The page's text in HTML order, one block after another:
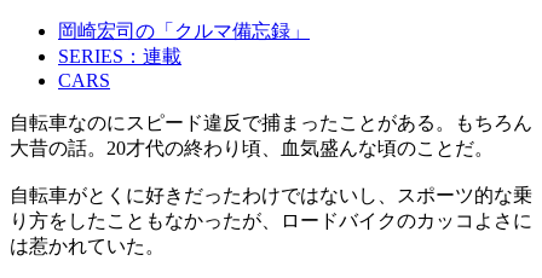
岡崎宏司の「クルマ備忘録」
SERIES：連載
CARS
自転車なのにスピード違反で捕まったことがある。もちろん
大昔の話。20才代の終わり頃、血気盛んな頃のことだ。
自転車がとくに好きだったわけではないし、スポーツ的な乗
り方をしたこともなかったが、ロードバイクのカッコよさに
は惹かれていた。